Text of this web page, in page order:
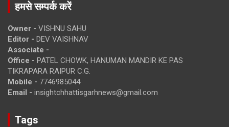
हमसे सम्पर्क करें
Owner - VISHNU SAHU
Editor - DEV VAISHNAV
Associate -
Office - PATEL CHOWK, HANUMAN MANDIR KE PAS
TIKRAPARA RAIPUR C.G.
Mobile - 7746985044
Email - insightchhattisgarhnews@gmail.com
Tags